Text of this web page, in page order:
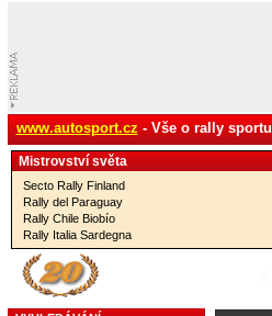
www.autosport.cz - Vše o rally sportu
Mistrovství­ světa
Secto Rally Finland
Rally del Paraguay
Rally Chile Biobío
Rally Italia Sardegna